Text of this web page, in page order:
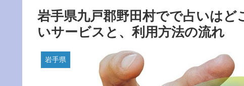
岩手県九戸郡野田村でで占いは
いサービスと、利用方法の流れ
岩手県